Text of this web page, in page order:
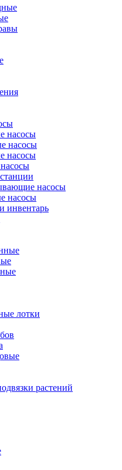
насосы
насосы
насосы
насосы
насосы
инвентарь
лотки
растений